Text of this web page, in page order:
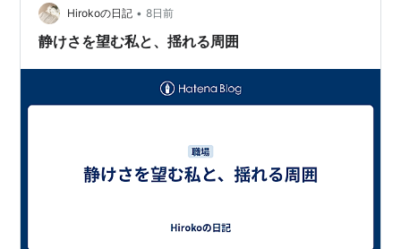
Hirokoの日記 • 8日前
静けさを望む私と、揺れる周囲